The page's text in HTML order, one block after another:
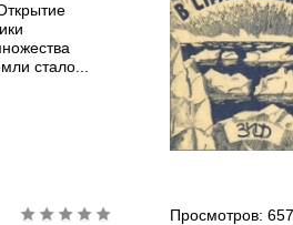
стало...
Просмотров: 657